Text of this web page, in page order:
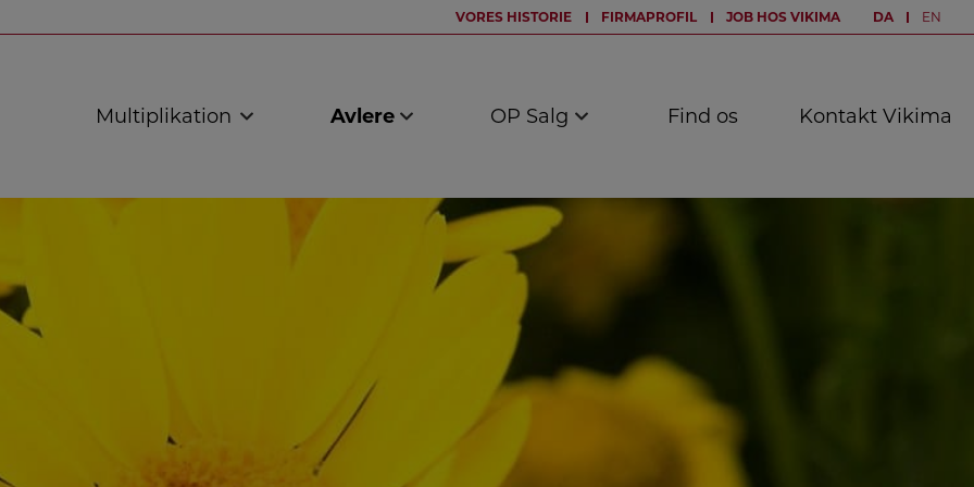
VORES HISTORIE FIRMAPROFIL JOB HOS VIKIMA DA EN
Multiplikation Avlere OP Salg Find os Kontakt Vikima